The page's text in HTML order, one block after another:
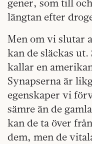
gener, som till
längtan efter
Men om vi slutar
kan de släckas
kallar en
Synapserna är
egenskaper vi
sämre än de
kan de ta över
dem, men de